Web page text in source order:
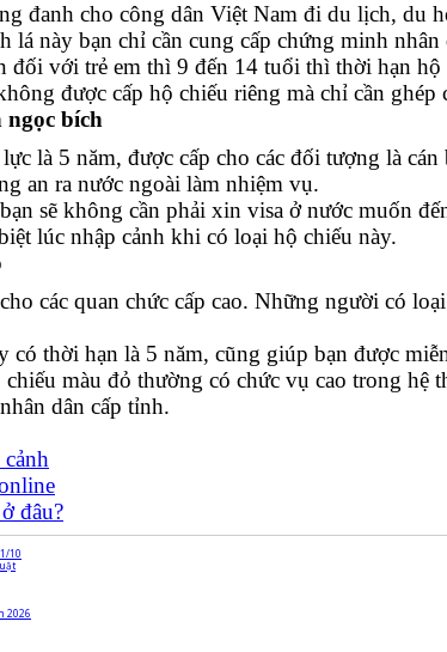
đanh cho công dân Việt Nam đi du lịch, du
lá này bạn chỉ cần cung cấp chứng minh
đối với trẻ em thì 9 đến 14 tuổi thì thời hạn
được cấp hộ chiếu riêng mà chỉ cần ghép
ngọc bích
là 5 năm, được cấp cho các đối tượng là
an ra nước ngoài làm nhiệm vụ.
sẽ không cần phải xin visa ở nước muốn
lúc nhập cảnh khi có loại hộ chiếu này.
các quan chức cấp cao. Những người có
có thời hạn là 5 năm, cũng giúp bạn được
màu đỏ thường có chức vụ cao trong
dân cấp tỉnh.
đâu?
10
2026